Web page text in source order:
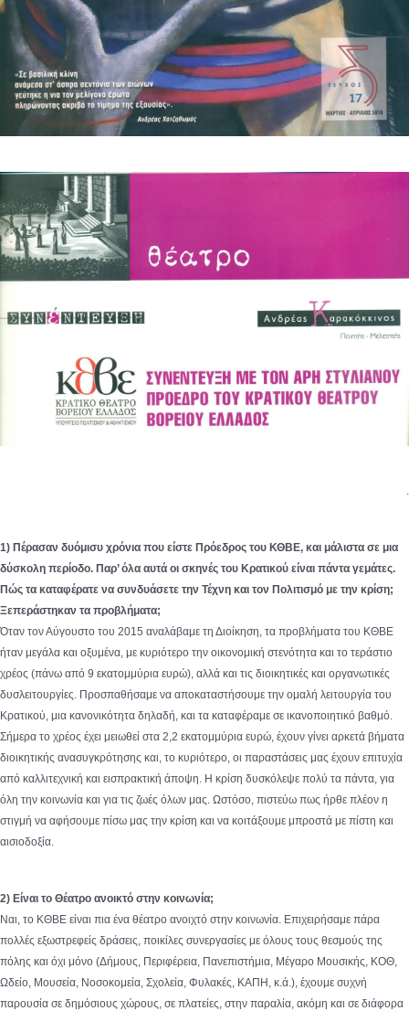
.
1) Πέρασαν δυόμισυ χρόνια που είστε Πρόεδρος του ΚΘΒΕ, και μάλιστα σε μια
δύσκολη περίοδο. Παρ’ όλα αυτά οι σκηνές του Κρατικού είναι πάντα γεμάτες.
Πώς τα καταφέρατε να συνδυάσετε την Τέχνη και τον Πολιτισμό με την κρίση;
Ξεπεράστηκαν τα προβλήματα;
Όταν τον Αύγουστο του 2015 αναλάβαμε τη Διοίκηση, τα προβλήματα του ΚΘΒΕ
ήταν μεγάλα και οξυμένα, με κυριότερο την οικονομική στενότητα και το τεράστιο
χρέος (πάνω από 9 εκατομμύρια ευρώ), αλλά και τις διοικητικές και οργανωτικές
δυσλειτουργίες. Προσπαθήσαμε να αποκαταστήσουμε την ομαλή λειτουργία του
Κρατικού, μια κανονικότητα δηλαδή, και τα καταφέραμε σε ικανοποιητικό βαθμό.
Σήμερα το χρέος έχει μειωθεί στα 2,2 εκατομμύρια ευρώ, έχουν γίνει αρκετά βήματα
διοικητικής ανασυγκρότησης και, το κυριότερο, οι παραστάσεις μας έχουν επιτυχία
από καλλιτεχνική και εισπρακτική άποψη. Η κρίση δυσκόλεψε πολύ τα πάντα, για
όλη την κοινωνία και για τις ζωές όλων μας. Ωστόσο, πιστεύω πως ήρθε πλέον η
στιγμή να αφήσουμε πίσω μας την κρίση και να κοιτάξουμε μπροστά με πίστη και
αισιοδοξία.
2) Είναι το Θέατρο ανοικτό στην κοινωνία;
Ναι, το ΚΘΒΕ είναι πια ένα θέατρο ανοιχτό στην κοινωνία. Επιχειρήσαμε πάρα
πολλές εξωστρεφείς δράσεις, ποικίλες συνεργασίες με όλους τους θεσμούς της
πόλης και όχι μόνο (Δήμους, Περιφέρεια, Πανεπιστήμια, Μέγαρο Μουσικής, ΚΟΘ,
Ωδείο, Μουσεία, Νοσοκομεία, Σχολεία, Φυλακές, ΚΑΠΗ, κ.ά.), έχουμε συχνή
παρουσία σε δημόσιους χώρους, σε πλατείες, στην παραλία, ακόμη και σε διάφορα